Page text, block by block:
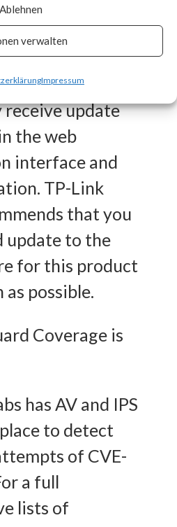
Ablehnen
verwalten
Impressum
TP-Link
Archer AX21, if
Link ID, will
update
the web
interface and
TP-Link
that you
update to the
for this product
as possible.
Coverage is
has AV and IPS
to detect
of CVE-
a full
lists of